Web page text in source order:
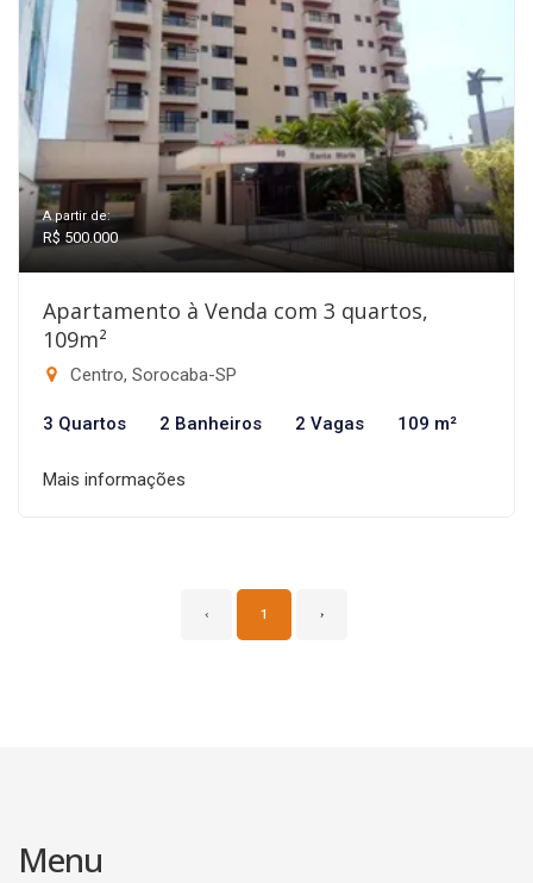
A partir de:
R$ 500.000
Apartamento à Venda com 3 quartos,
109m²
Centro, Sorocaba-SP
3 Quartos 2 Banheiros 2 Vagas 109 m²
Mais informações
‹ 1 ›
Menu